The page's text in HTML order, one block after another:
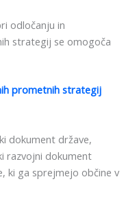
odločanju in
strategij se omogoča
prometnih strategij
dokument države,
razvojni dokument
ki ga sprejmejo občine v